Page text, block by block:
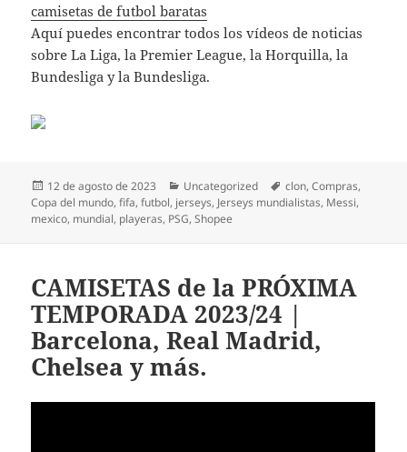
camisetas de futbol baratas
Aquí puedes encontrar todos los vídeos de noticias
sobre La Liga, la Premier League, la Horquilla, la
Bundesliga y la Bundesliga.
Publicado
el
12 de agosto de 2023 Categorías
Uncategorized Etiquetas
clon,Compras,
Copa del mundo,fifa,futbol, jerseys, Jerseys mundialistas, Messi,
mexico, mundial, playeras, PSG,Shopee
CAMISETAS de la PRÓXIMA
TEMPORADA 2023/24 |
Barcelona, Real Madrid,
Chelsea y más.